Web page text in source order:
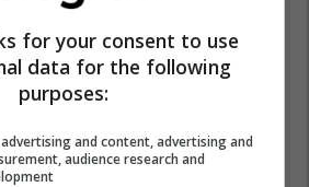
for your consent to use
data for the following
purposes:
and content, advertising and
audience research and